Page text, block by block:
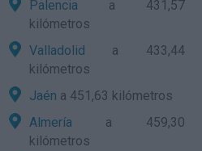
Palencia a 431,57
kilómetros
Valladolid a 433,44
kilómetros
Jaén a 451,63 kilómetros
Almería a 459,30
kilómetros